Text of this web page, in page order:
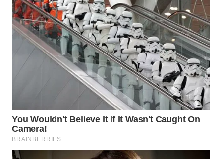
SELEB
WAHANA
PERSONA
HEALTH
WAHANA
DESA